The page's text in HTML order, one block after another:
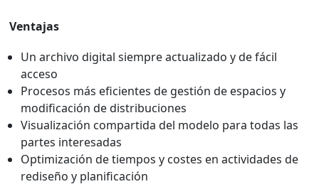
Ventajas
Un archivo digital siempre actualizado y de fácil
acceso
Procesos más eficientes de gestión de espacios y
modificación de distribuciones
Visualización compartida del modelo para todas las
partes interesadas
Optimización de tiempos y costes en actividades de
rediseño y planificación